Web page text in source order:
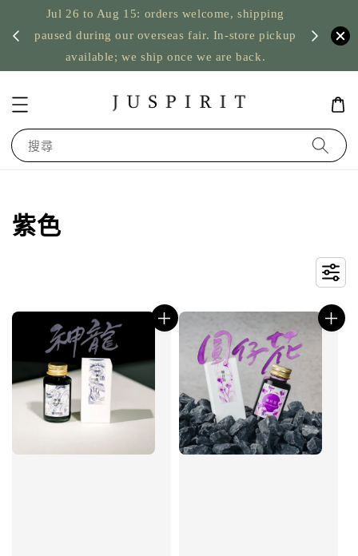
Jul 26 to Aug 15: orders welcome, shipping
paused during our overseas fair. In-store pickup
available; we ship once we are back.
US
搜尋
紫色